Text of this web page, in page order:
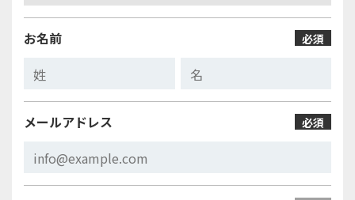
お名前 必須
メールアドレス 必須